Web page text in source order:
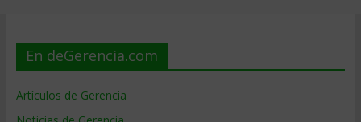
En deGerencia.com
Artículos de Gerencia